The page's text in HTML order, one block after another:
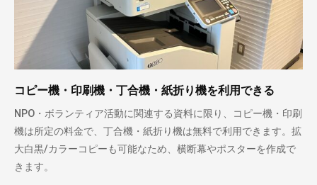
コピー機・印刷機・丁合機・紙折り機を利用できる
NPO・ボランティア活動に関連する資料に限り、コピー機・印刷
機は所定の料金で、丁合機・紙折り機は無料で利用できます。拡
大白黒/カラーコピーも可能なため、横断幕やポスターを作成で
きます。